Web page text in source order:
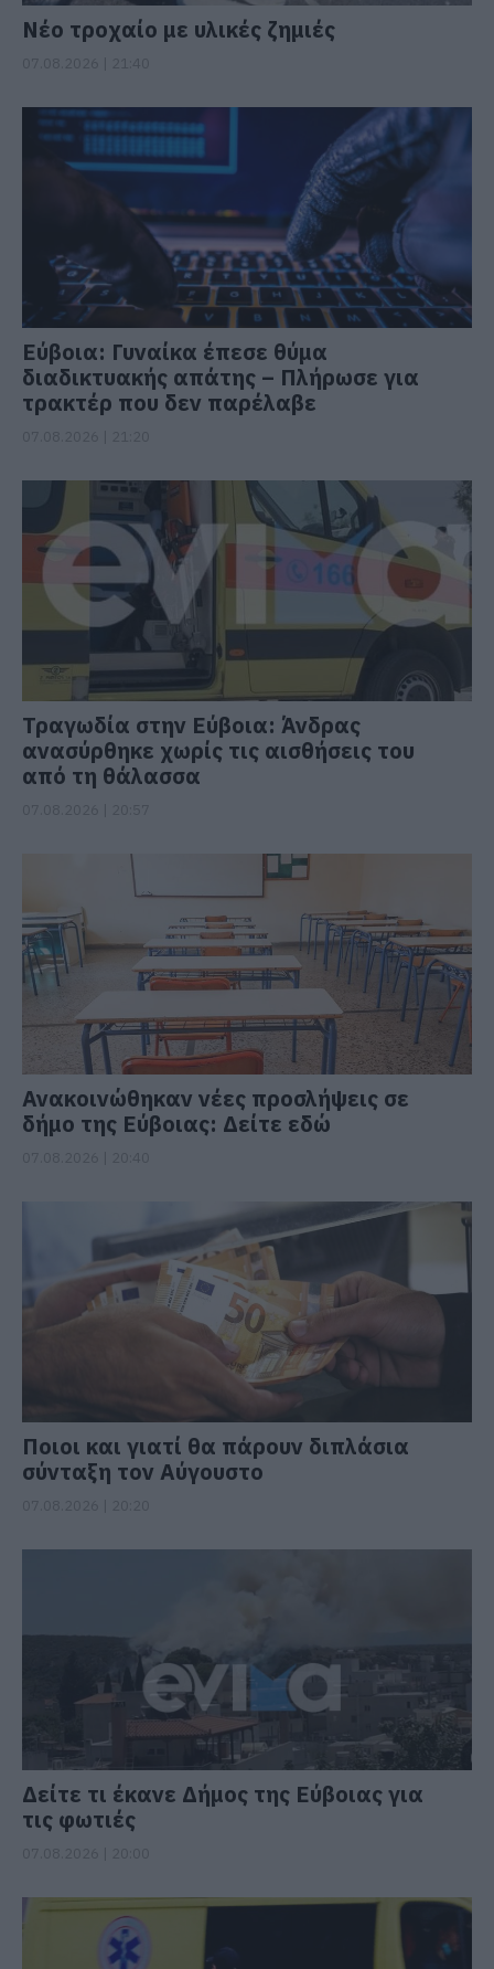
Νέο τροχαίο με υλικές ζημιές
Εύβοια: Γυναίκα έπεσε θύμα
διαδικτυακής απάτης – Πλήρωσε για
τρακτέρ που δεν παρέλαβε
Τραγωδία στην Εύβοια: Άνδρας
ανασύρθηκε χωρίς τις αισθήσεις του
από τη θάλασσα
Ανακοινώθηκαν νέες προσλήψεις σε
δήμο της Εύβοιας: Δείτε εδώ
Ποιοι και γιατί θα πάρουν διπλάσια
σύνταξη τον Αύγουστο
Δείτε τι έκανε Δήμος της Εύβοιας για
τις φωτιές